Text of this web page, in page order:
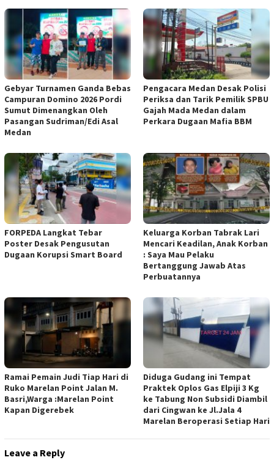
Gebyar Turnamen Ganda Bebas
Campuran Domino 2026 Pordi
Sumut Dimenangkan Oleh
Pasangan Sudriman/Edi Asal
Medan
Pengacara Medan Desak Polisi
Periksa dan Tarik Pemilik SPBU
Gajah Mada Medan dalam
Perkara Dugaan Mafia BBM
FORPEDA Langkat Tebar
Poster Desak Pengusutan
Dugaan Korupsi Smart Board
Keluarga Korban Tabrak Lari
Mencari Keadilan, Anak Korban
: Saya Mau Pelaku
Bertanggung Jawab Atas
Perbuatannya
Ramai Pemain Judi Tiap Hari di
Ruko Marelan Point Jalan M.
Basri,Warga :Marelan Point
Kapan Digerebek
Diduga Gudang ini Tempat
Praktek Oplos Gas Elpiji 3 Kg
ke Tabung Non Subsidi Diambil
dari Cingwan ke Jl.Jala 4
Marelan Beroperasi Setiap Hari
Leave a Reply